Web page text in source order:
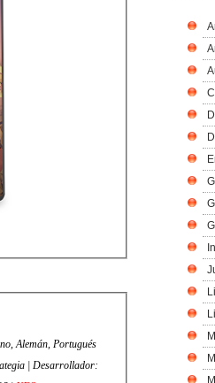
Alemán, Portugués
| Desarrollador: